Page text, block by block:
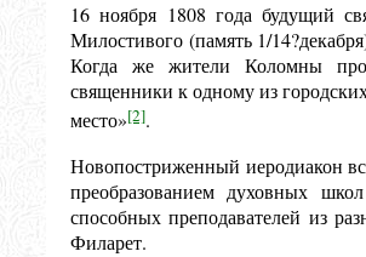
16 ноября 1808 года будущий
Милостивого (память 1/
Когда же жители Коломны
священники к одному из
место»[2].
Новопостриженный иеродиакон
преобразованием духовных
способных преподавателей из
Филарет.